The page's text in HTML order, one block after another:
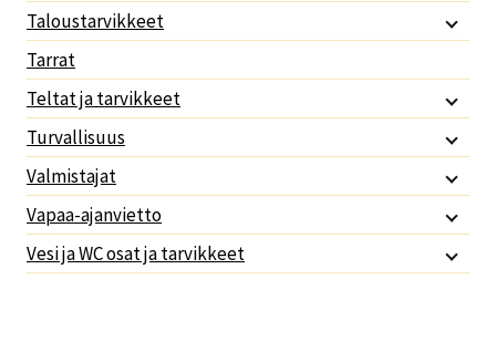
Taloustarvikkeet
Tarrat
Teltat ja tarvikkeet
Turvallisuus
Valmistajat
Vapaa-ajanvietto
Vesi ja WC osat ja tarvikkeet